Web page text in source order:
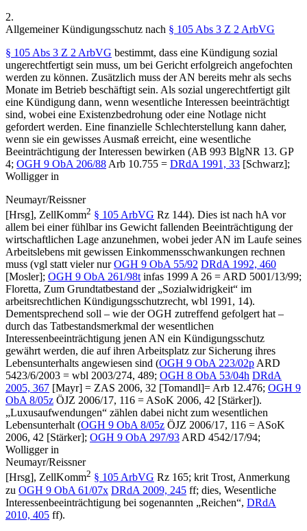
2.
Allgemeiner Kündigungsschutz nach § 105 Abs 3 Z 2 ArbVG
§ 105 Abs 3 Z 2 ArbVG bestimmt, dass eine Kündigung sozial
ungerechtfertigt sein muss, um bei Gericht erfolgreich angefochten
werden zu können. Zusätzlich muss der AN bereits mehr als sechs
Monate im Betrieb beschäftigt sein. Als sozial ungerechtfertigt gilt
eine Kündigung dann, wenn wesentliche Interessen beeinträchtigt
sind, wobei eine Existenzbedrohung oder eine Notlage nicht
gefordert werden. Eine finanzielle Schlechterstellung kann daher,
wenn sie ein gewisses Ausmaß erreicht, eine wesentliche
Beeinträchtigung der Interessen bewirken (AB 993 BlgNR 13. GP
4; OGH 9 ObA 206/88 Arb 10.755 = DRdA 1991, 33 [Schwarz];
Wolliggerin
Neumayr/Reissner
[Hrsg], ZellKomm2 § 105 ArbVG Rz 144). Dies ist nach hA vor
allem bei einer fühlbar ins Gewicht fallenden Beeinträchtigung der
wirtschaftlichen Lage anzunehmen, wobei jeder AN im Laufe seines
Arbeitslebens mit gewissen Einkommensschwankungen rechnen
muss (vgl statt vieler nurOGH 9 ObA 55/92 DRdA 1992, 460
[Mosler]; OGH 9 ObA 261/98t infas 1999 A 26 = ARD 5001/13/99;
Floretta, Zum Grundtatbestand der „Sozialwidrigkeit“ im
arbeitsrechtlichen Kündigungsschutzrecht, wbl 1991, 14).
Dementsprechend soll – wie der OGH zutreffend gefolgert hat –
durch das Tatbestandsmerkmal der wesentlichen
Interessenbeeinträchtigung jenen AN ein Kündigungsschutz
gewährt werden, die auf ihren Arbeitsplatz zur Sicherung ihres
Lebensunterhalts angewiesen sind (OGH 9 ObA 223/02p ARD
5423/6/2003 = wbl 2003/274, 489; OGH 8 ObA 53/04h DRdA
2005, 367 [Mayr] = ZAS 2006, 32 [Tomandl]= Arb 12.476; OGH 9
ObA 8/05z ÖJZ 2006/17, 116 = ASoK 2006, 42 [Stärker]).
„Luxusaufwendungen“ zählen dabei nicht zum wesentlichen
Lebensunterhalt (OGH 9 ObA 8/05z ÖJZ 2006/17, 116 = ASoK
2006, 42 [Stärker]; OGH 9 ObA 297/93 ARD 4542/17/94;
Wolliggerin
Neumayr/Reissner
[Hrsg], ZellKomm2 § 105 ArbVG Rz 165; kritTrost, Anmerkung
zu OGH 9 ObA 61/07x DRdA 2009, 245 ff; dies, Wesentliche
Interessenbeeinträchtigung bei sogenannten „Reichen“, DRdA
2010, 405 ff).